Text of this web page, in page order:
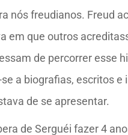
nós freudianos. Freud
em que outros
de percorrer esse
a biografias, escritos e
de se apresentar.
de Serguéi fazer 4